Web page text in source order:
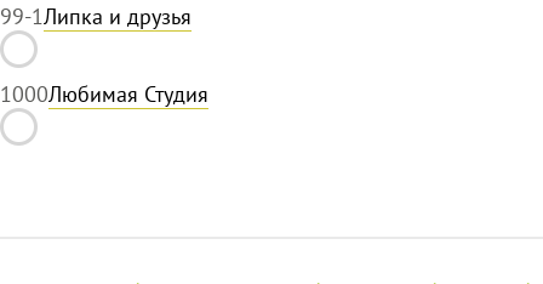
99-1 Липка и друзья
1000Любимая Студия